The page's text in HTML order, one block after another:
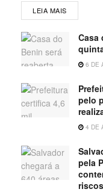
LEIA MAIS
Casa
6 DE
pelo
4 DE
pela
riscos